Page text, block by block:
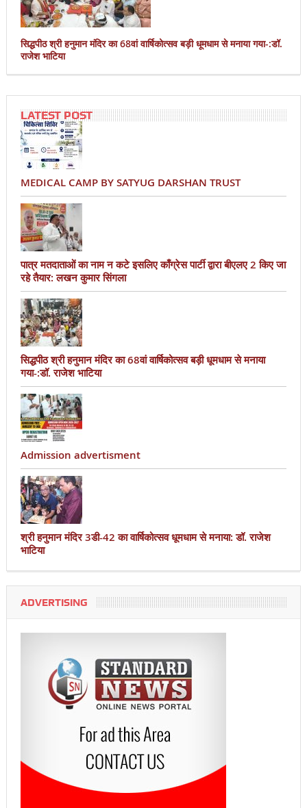
सिद्धपीठ श्री हनुमान मंदिर का 68वां वार्षिकोत्सव बड़ी धूमधाम से मनाया गया-:डॉ.
राजेश भाटिया
LATEST POST
MEDICAL CAMP BY SATYUG DARSHAN TRUST
पात्र मतदाताओं का नाम न कटे इसलिए काँग्रेस पार्टी द्वारा बीएलए 2 किए जा
रहे तैयार: लखन कुमार सिंगला
सिद्धपीठ श्री हनुमान मंदिर का 68वां वार्षिकोत्सव बड़ी धूमधाम से मनाया
गया-:डॉ. राजेश भाटिया
Admission advertisment
श्री हनुमान मंदिर 3डी-42 का वार्षिकोत्सव धूमधाम से मनाया: डॉ. राजेश
भाटिया
ADVERTISING